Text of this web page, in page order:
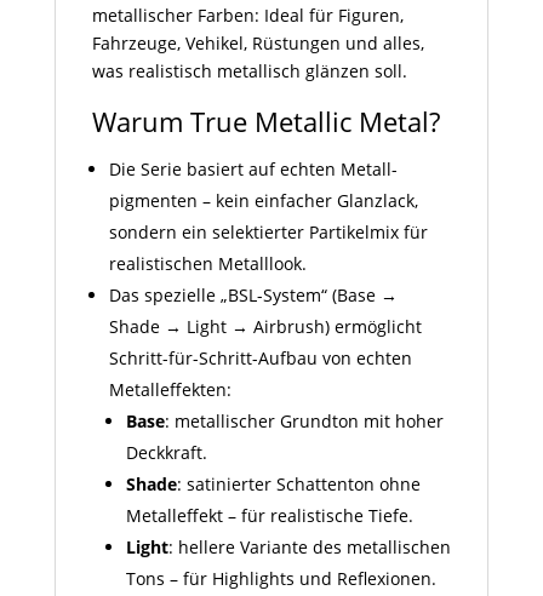
metallischer Farben: Ideal für Figuren,
Fahrzeuge, Vehikel, Rüstungen und alles,
was realistisch metallisch glänzen soll.
Warum True Metallic Metal?
Die Serie basiert auf echten Metall­
pigmenten – kein einfacher Glanzlack,
sondern ein selektierter Partikelmix für
realistischen Metall­look.
Das spezielle „BSL-System“ (Base →
Shade → Light → Airbrush) ermöglicht
Schritt-für-Schritt-Aufbau von echten
Metall­effekten:
Base: metallischer Grundton mit hoher
Deckkraft.
Shade: satinierter Schattenton ohne
Metall­effekt – für realistische Tiefe.
Light: hellere Variante des metallischen
Tons – für Highlights und Reflexionen.